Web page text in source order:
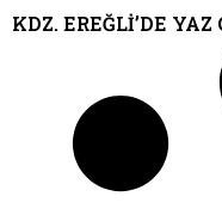
KDZ. EREĞLİ’DE